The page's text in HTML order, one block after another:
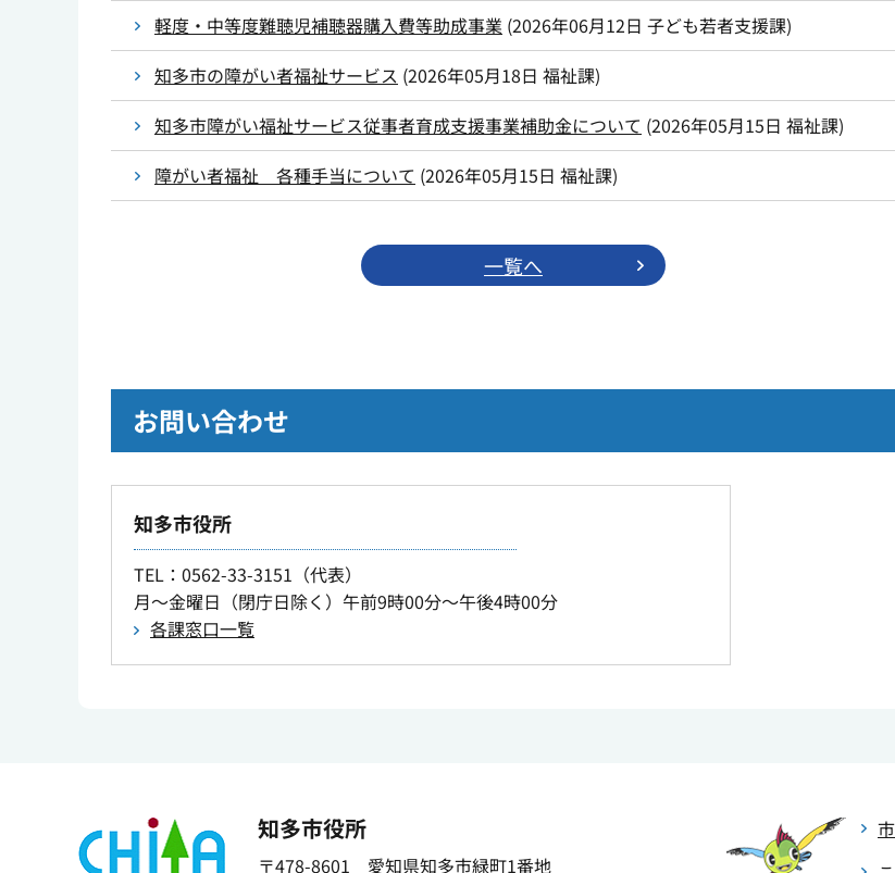
軽度・中等度難聴児補聴器購入費等助成事業 (2026年06月12日 子ども若者支援課)
知多市の障がい者福祉サービス (2026年05月18日 福祉課)
知多市障がい福祉サービス従事者育成支援事業補助金について (2026年05月15日 福祉課)
障がい者福祉 各種手当について (2026年05月15日 福祉課)
一覧へ
お問い合わせ
知多市役所
TEL ：0562-33-3151（代表）
月～金曜日（閉庁日除く）午前9時00分～午後4時00分
各課窓口一覧
知多市役所
〒478-8601 愛知県知多市緑町1番地